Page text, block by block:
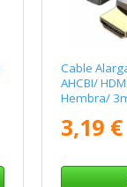
Cable
AHCBI/
Hembra/
3,19 €